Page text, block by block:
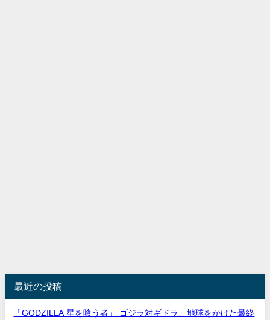
最近の投稿
「GODZILLA 星を喰う者」 ゴジラ対ギドラ、地球をかけた最終